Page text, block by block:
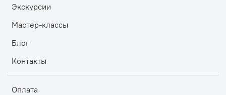
Экскурсии
Мастер-классы
Блог
Контакты
Оплата